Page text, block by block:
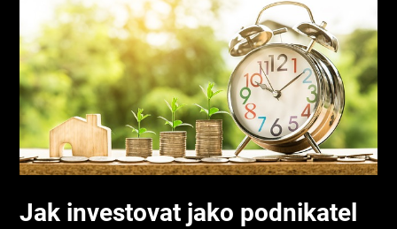
Jak investovat jako podnikatel